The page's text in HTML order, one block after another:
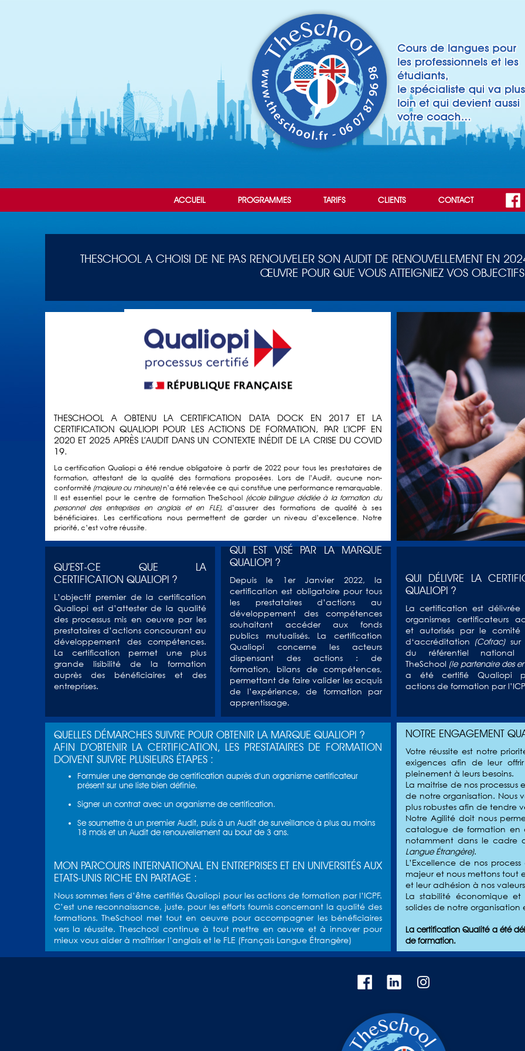
ACCUEIL PROGRAMMES TARIFS CLIENTS CONTACT
THESCHOOL A CHOISI DE NE PAS RENOUVELER SON AUDIT DE RENOUVELLEMENT EN
ŒUVRE POUR QUE VOUS ATTEIGNIEZ VOS
THESCHOOL A OBTENU LA CERTIFICATION DATA DOCK EN 2017 ET LA
CERTIFICATION QUALIOPI POUR LES ACTIONS DE FORMATION, PAR L’ICPF EN
2020 ET 2025 APRÈS L’AUDIT DANS UN CONTEXTE INÉDIT DE LA CRISE DU COVID
19.
La certification Qualiopi a été rendue obligatoire à partir de 2022 pour tous les prestataires de
formation, attestant de la qualité des formations proposées. Lors de l’Audit, aucune non-
conformité (majeure ou mineure)n’a été relevée ce qui constitue une performance remarquable.
Il est essentiel pour le centre de formation TheSchool (école bilingue dédiée à la formation du
personnel des entreprises en anglais et en FLE), d’assurer des formations de qualité à ses
bénéficiaires. Les certifications nous permettent de garder un niveau d’excellence. Notre
priorité, c’est votre réussite.
QU’EST-CE QUE LA
CERTIFICATION QUALIOPI ?
L’objectif premier de la certification
Qualiopi est d’attester de la qualité
des processus mis en oeuvre par les
prestataires d’actions concourant au
développement des compétences.
La certification permet une plus
grande lisibilité de la formation
auprès des bénéficiaires et des
entreprises.
QUI EST VISÉ PAR LA MARQUE
QUALIOPI ?
Depuis le 1er Janvier 2022, la
certification est obligatoire pour tous
les prestataires d’actions au
développement des compétences
souhaitant accéder aux fonds
publics mutualisés. La certification
Qualiopi concerne les acteurs
dispensant des actions : de
formation, bilans de compétences,
permettant de faire valider les acquis
de l’expérience, de formation par
apprentissage.
QUI DÉLIVRE LA
QUALIOPI ?
La certification est délivrée
organismes certificateurs
et autorisés par le comité
d‘accréditation
(Cofrac)sur
du référentiel national
TheSchool (le partenaire des
a été certifié Qualiopi
actions de formation par
QUELLES DÉMARCHES SUIVRE POUR OBTENIR LA MARQUE QUALIOPI ?
AFIN D’OBTENIR LA CERTIFICATION, LES PRESTATAIRES DE FORMATION
DOIVENT SUIVRE PLUSIEURS ÉTAPES :
Formuler une demande de certification auprès d’un organisme certificateur
présent sur une liste bien définie.
Signer un contrat avec un organisme de certification.
Se soumettre à un premier Audit, puis à un Audit de surveillance à plus au moins
18 mois et un Audit de renouvellement au bout de 3 ans.
MON PARCOURS INTERNATIONAL EN ENTREPRISES ET EN UNIVERSITÉS AUX
ETATS-UNIS RICHE EN PARTAGE :
Nous sommes fiers d’être certifiés Qualiopi pour les actions de formation par l’ICPF.
C’est une reconnaissance, juste, pour les efforts fournis concernant la qualité des
formations. TheSchool met tout en oeuvre pour accompagner les bénéficiaires
vers la réussite. Theschool continue à tout mettre en œuvre et à innover pour
mieux vous aider à maîtriser l’anglais et le FLE (Français Langue Étrangère)
NOTRE ENGAGEMENT
Votre réussite est notre
exigences afin de leur
pleinement à leurs besoins.
La maitrise de nos
de notre organisation. Nous
plus robustes afin de tendre
Notre Agilité doit nous
catalogue de formation en
notamment dans le cadre
Langue Étrangère).
L’Excellence de nos
majeur et nous mettons
et leur adhésion à nos
La stabilité économique
solides de notre
La certification Qualité a été
de formation.